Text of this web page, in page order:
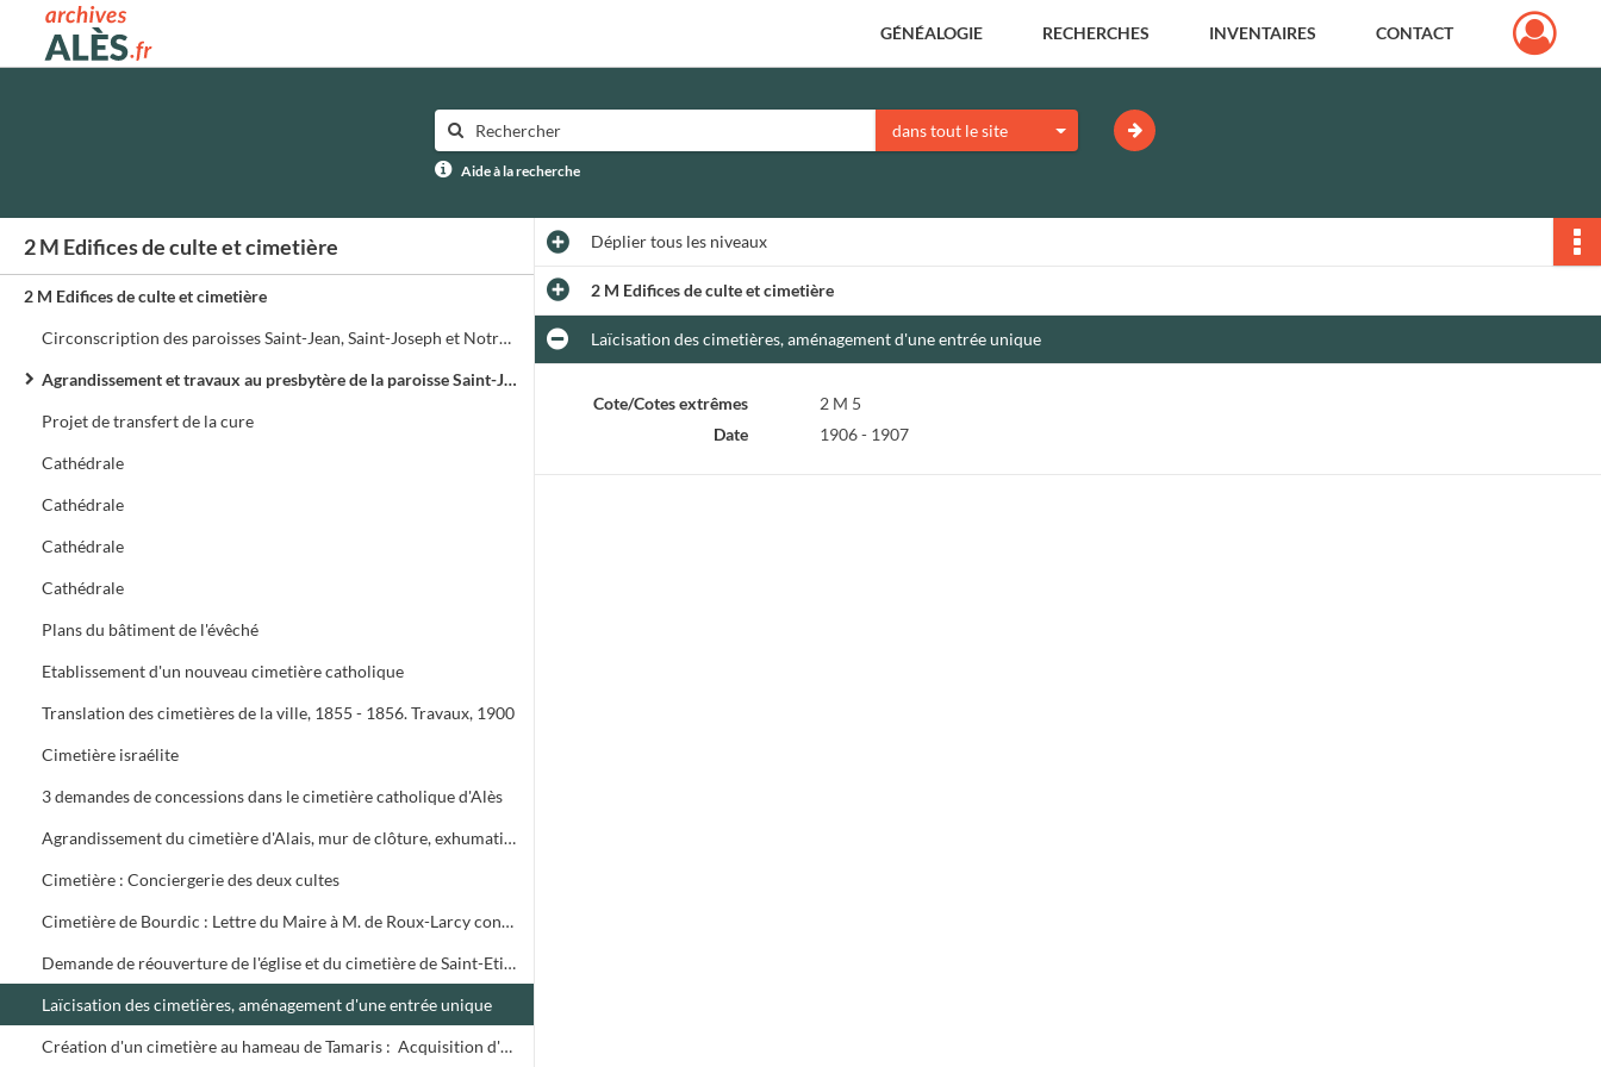
Archives municipales d'Alès GÉNÉALOGIE RECHERCHES INVENTAIRES CONTACT
dans tout le site
Aide à la recherche
2 M Edifices de culte et cimetière
2 M Edifices de culte et cimetière
Circonscription des paroisses Saint-Jean, Saint-Joseph et Notre-Dame de Rochebelle
Agrandissement et travaux au presbytère de la paroisse Saint-Jean
Projet de transfert de la cure
Cathédrale
Cathédrale
Cathédrale
Cathédrale
Plans du bâtiment de l'évêché
Etablissement d'un nouveau cimetière catholique
Translation des cimetières de la ville, 1855 - 1856. Travaux, 1900
Cimetière israélite
3 demandes de concessions dans le cimetière catholique d'Alès
Agrandissement du cimetière d'Alais, mur de clôture, exhumations, concessions
Cimetière : Conciergerie des deux cultes
Cimetière de Bourdic : Lettre du Maire à M. de Roux-Larcy concernant la construction du cimetière et les réserves de M. le Sous-Préfet quant à la dépense
Demande de réouverture de l'église et du cimetière de Saint-Etienne d'Alensac
Laïcisation des cimetières, aménagement d'une entrée unique
Création d'un cimetière au hameau de Tamaris : Acquisition d'un terrain, travaux. Règlement du cimetière d'Alais, 15/11/1922 et de celui de Tamaris, 01/03/1923
Dépliertous les niveaux
2 M Edifices de culte et cimetière
Laïcisation des cimetières, aménagement d'une entrée unique
Cote/Cotes extrêmes
2 M 5
Date
1906 - 1907